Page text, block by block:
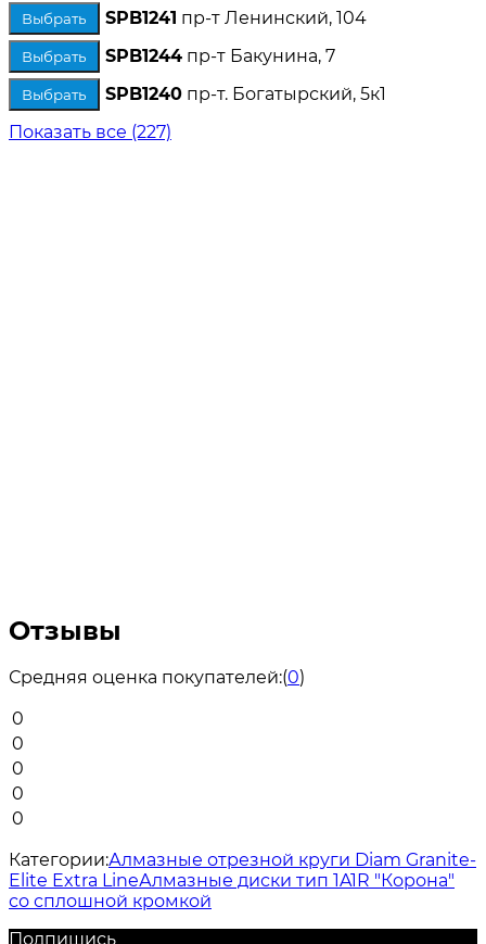
Выбрать SPB1241 пр-т Ленинский, 104
Выбрать SPB1244 пр-т Бакунина, 7
Выбрать SPB1240 пр-т. Богатырский, 5к1
Показать все (227)
Отзывы
Средняя оценка покупателей:(0)
0
0
0
0
0
Категории:Алмазные отрезной круги Diam Granite-
Elite Extra LineАлмазные диски тип 1A1R "Корона"
со сплошной кромкой
Подпишись